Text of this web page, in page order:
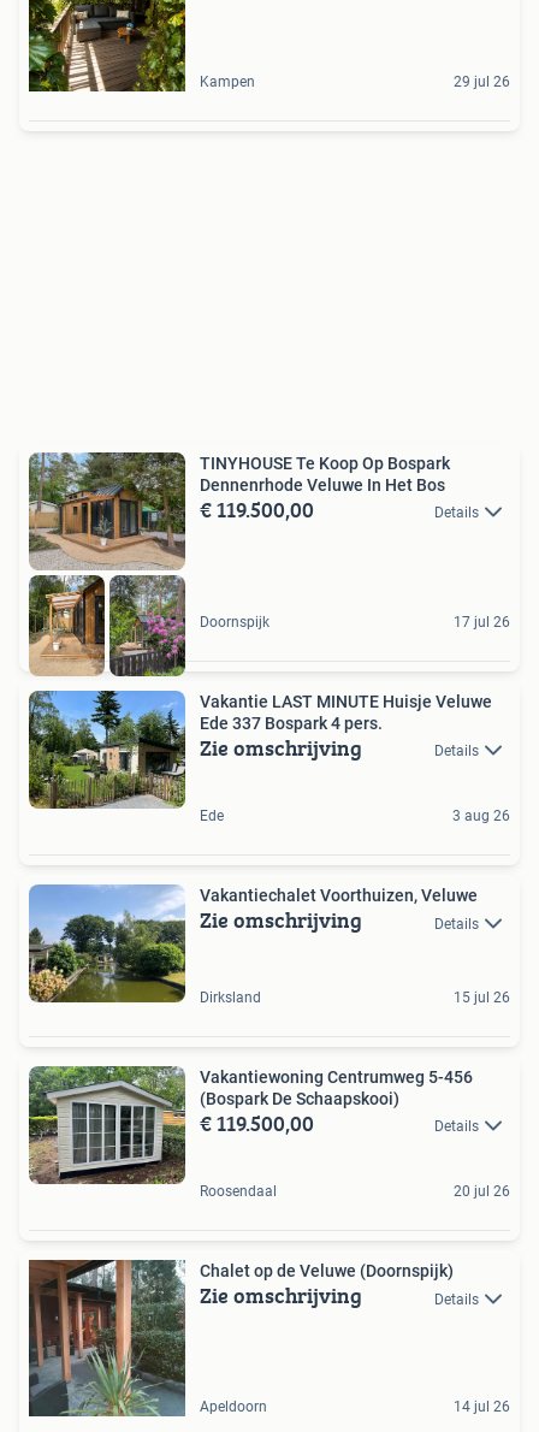
Kampen 29 jul 26
TINYHOUSE Te Koop Op Bospark
Dennenrhode Veluwe In Het Bos
€ 119.500,00 Details
Doornspijk 17 jul 26
Vakantie LAST MINUTE Huisje Veluwe
Ede 337 Bospark 4 pers.
Zie omschrijving Details
Ede 3 aug 26
Vakantiechalet Voorthuizen, Veluwe
Zie omschrijving Details
Dirksland 15 jul 26
Vakantiewoning Centrumweg 5-456
(Bospark De Schaapskooi)
€ 119.500,00 Details
Roosendaal 20 jul 26
Chalet op de Veluwe (Doornspijk)
Zie omschrijving Details
Apeldoorn 14 jul 26